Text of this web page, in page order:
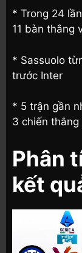
* Trong 24
11 bàn thắng
* Sassuolo
trước Inter
* 5 trận gần
3 chiến thắng
Phân
kết